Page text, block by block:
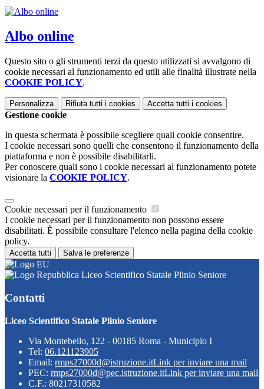
Albo online
Questo sito o gli strumenti terzi da questo utilizzati si avvalgono di
cookie necessari al funzionamento ed utili alle finalità illustrate nella
COOKIE POLICY.
Personalizza Rifiuta tutti i cookies Accetta tutti i cookies
Gestione cookie
In questa schermata è possibile scegliere quali cookie consentire.
I cookie necessari sono quelli che consentono il funzionamento della
piattaforma e non è possibile disabilitarli.
Per conoscere quali sono i cookie necessari al funzionamento potete
visionare la COOKIE POLICY.
Cookie necessari per il funzionamento
I cookie necessari per il funzionamento non possono essere
disabilitati. È possibile consultare l'elenco nella pagina della cookie
policy.
Accetta tutti Salva le preferenze
Liceo Scientifico Statale Plinio Seniore
Contatti
Liceo Scientifico Statale Plinio Seniore
Via Montebello, 122 - 00185 Roma - Municipio I
Tel: 06.121123905
Email: rmps27000d@istruzione.itLink per inviare una mail
PEC: rmps27000d@pec.istruzione.itLink per inviare una mail
C.F.: 80217310582